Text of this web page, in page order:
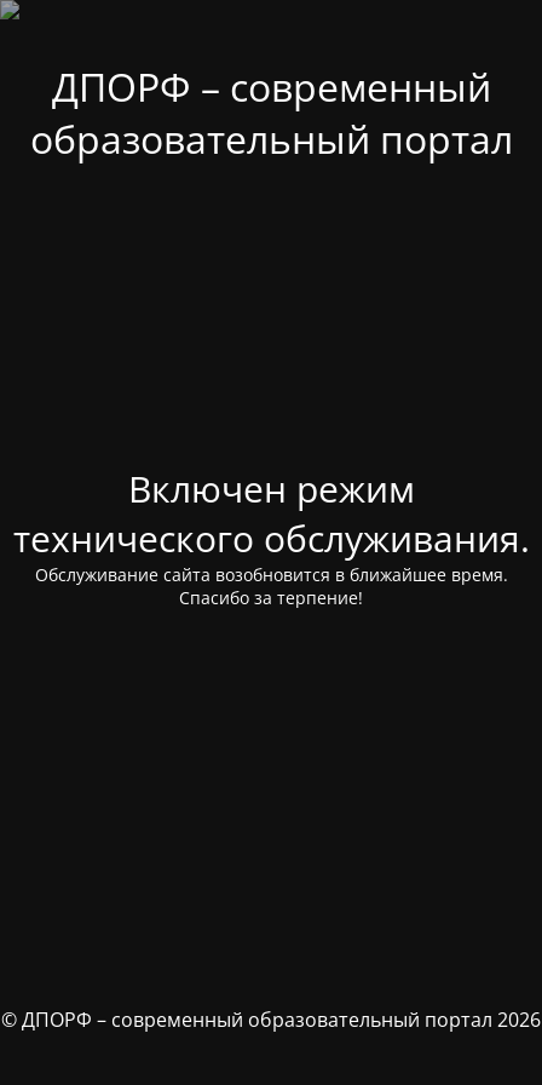
ДПОРФ – современный
образовательный портал
Включен режим
технического обслуживания.
Обслуживание сайта возобновится в ближайшее время.
Спасибо за терпение!
© ДПОРФ – современный образовательный портал 2026